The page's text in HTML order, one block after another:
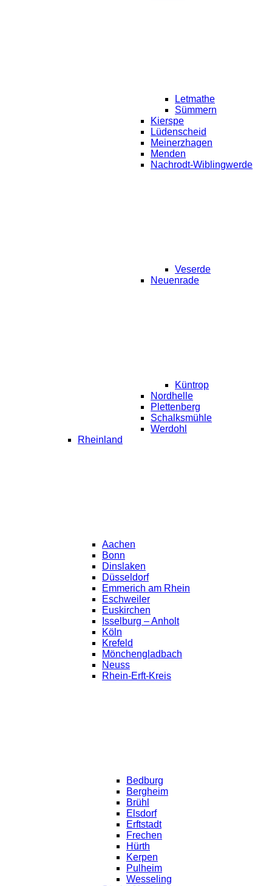
Letmathe
Sümmern
Kierspe
Lüdenscheid
Meinerzhagen
Menden
Nachrodt-Wiblingwerde
Veserde
Neuenrade
Küntrop
Nordhelle
Plettenberg
Schalksmühle
Werdohl
Rheinland
Aachen
Bonn
Dinslaken
Düsseldorf
Emmerich am Rhein
Eschweiler
Euskirchen
Isselburg – Anholt
Köln
Krefeld
Mönchengladbach
Neuss
Rhein-Erft-Kreis
Bedburg
Bergheim
Brühl
Elsdorf
Erftstadt
Frechen
Hürth
Kerpen
Pulheim
Wesseling